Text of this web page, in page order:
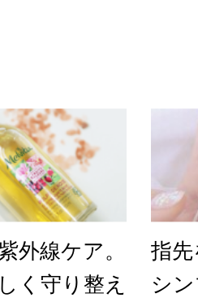
外線ケア。
く守り整え
指
シ